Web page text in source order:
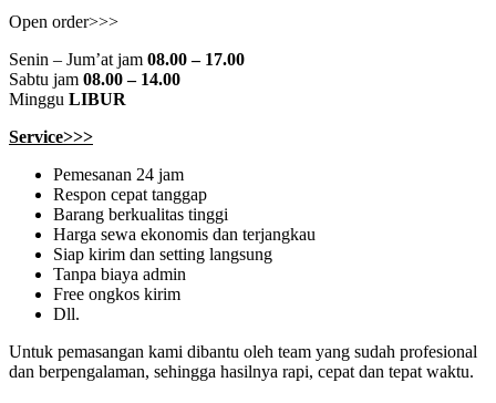
Open order>>>
Senin – Jum’at jam 08.00 – 17.00
Sabtu jam 08.00 – 14.00
Minggu LIBUR
Service>>>
Pemesanan 24 jam
Respon cepat tanggap
Barang berkualitas tinggi
Harga sewa ekonomis dan terjangkau
Siap kirim dan setting langsung
Tanpa biaya admin
Free ongkos kirim
Dll.
Untuk pemasangan kami dibantu oleh team yang sudah profesional
dan berpengalaman, sehingga hasilnya rapi, cepat dan tepat waktu.